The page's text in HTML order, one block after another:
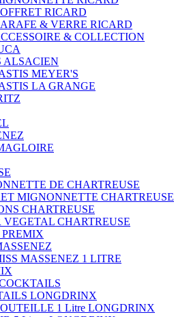
RICARD
& VERRE RICARD
& COLLECTION
ALSACIEN
MEYER'S
LA GRANGE
DE CHARTREUSE
MIGNONNETTE CHARTREUSE
CHARTREUSE
CHARTREUSE
MASSENEZ 1 LITRE
LONGDRINX
1 Litre LONGDRINX